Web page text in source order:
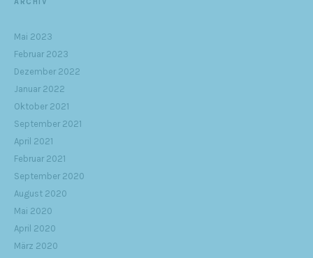
Mai 2023
Februar 2023
Dezember 2022
Januar 2022
Oktober 2021
September 2021
April 2021
Februar 2021
September 2020
August 2020
Mai 2020
April 2020
März 2020